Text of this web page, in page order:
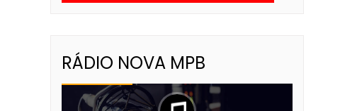
RÁDIO NOVA MPB